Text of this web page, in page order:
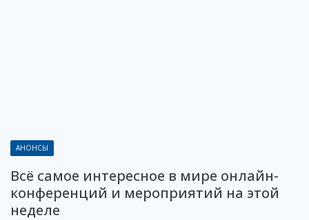
АНОНСЫ
Всё самое интересное в мире онлайн-
конференций и мероприятий на этой
неделе